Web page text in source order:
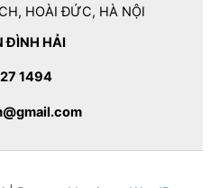
HOÀI ĐỨC, HÀ NỘI
ĐÌNH HẢI
1494